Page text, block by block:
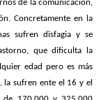
de la comunicación,
Concretamente en la
sufren disfagia y se
que dificulta la
edad pero es más
sufren ente el 16 y el